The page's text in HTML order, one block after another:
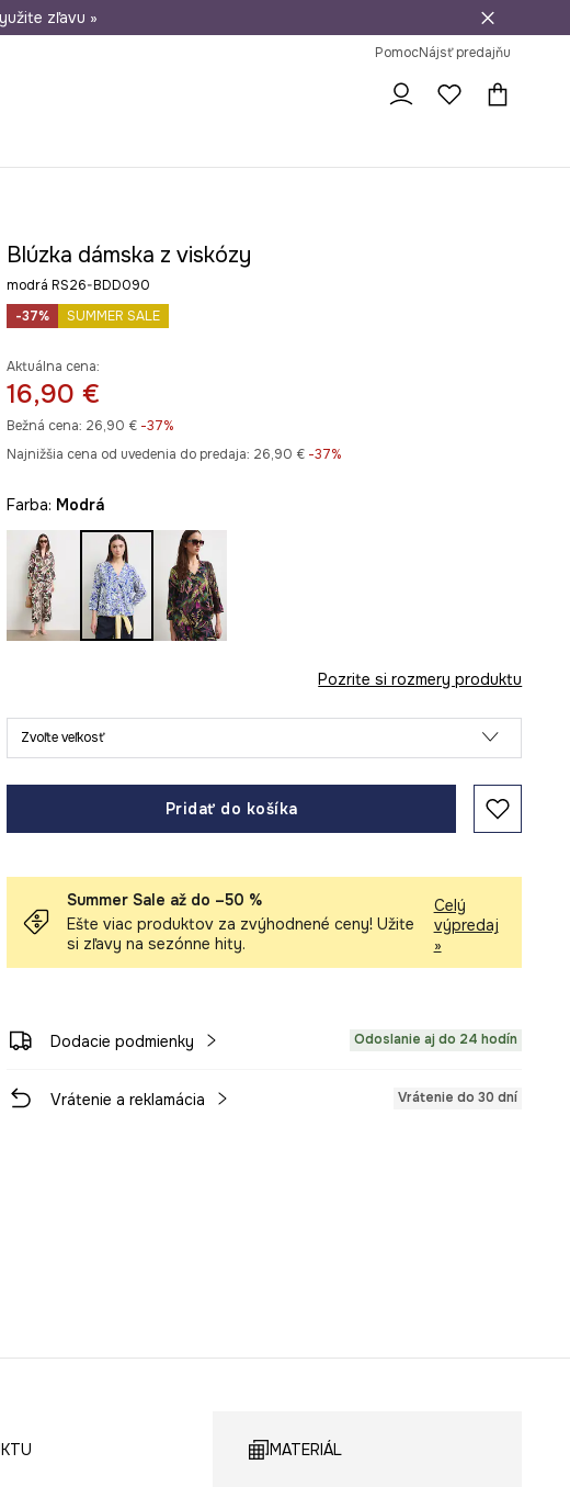
30 dní na vrátenie tovaru
zľavu »
PomocNájsť predajňu
Blúzka dámska z viskózy
modrá RS26-BDD090
-37%
SUMMER SALE
Aktuálna cena:
16,90 €
Bežná cena: 26,90 €-37%
Najnižšia cena od uvedenia do predaja: 26,90 € -37%
Farba: modrá
Pozrite si rozmery produktu
Zvoľte veľkosť
Pridať do košíka
Summer Sale až do –50 %
Ešte viac produktov za zvýhodnené ceny! Užite
si zľavy na sezónne hity.
Celý
výpredaj
»
Dodacie podmienky Odoslanie aj do 24 hodín
Vrátenie a reklamácia Vrátenie do 30 dní
MATERIÁL